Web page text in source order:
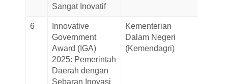
Sangat Inovatif
6
Innovative
Government
Award (IGA)
2025: Pemerintah
Daerah dengan
Sebaran Inovasi
Kementerian
Dalam Negeri
(Kemendagri)